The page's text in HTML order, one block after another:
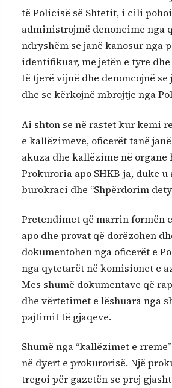
të Policisë së Shtetit, i cili
administrojmë denoncime nga
ndryshëm se janë kanosur nga
identifikuar, me jetën e tyre
të tjerë vijnë dhe denoncojnë se
dhe se kërkojnë mbrojtje nga
Ai shton se në rastet kur kemi
e kallëzimeve, oficerët tanë
akuza dhe kallëzime në organe
Prokuroria apo SHKB-ja, duke
burokraci dhe “Shpërdorim
Pretendimet që marrin formën
apo dhe provat që dorëzohen
dokumentohen nga oficerët e
nga qytetarët në komisionet e
Mes shumë dokumentave që
dhe vërtetimet e lëshuara nga
pajtimit të gjaqeve.
Shumë nga “kallëzimet e
në dyert e prokurorisë. Një
tregoi për gazetën se prej